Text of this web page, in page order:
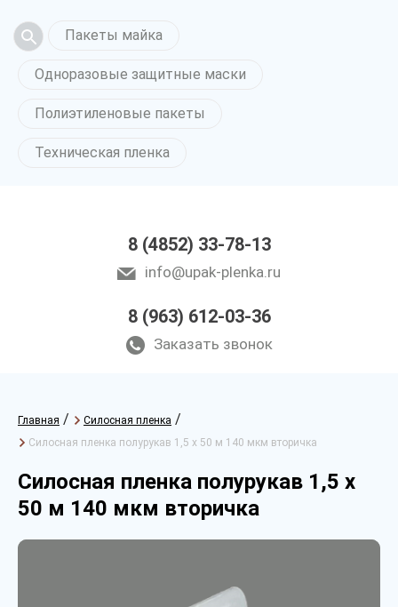
Пакеты майка
Одноразовые защитные маски
Полиэтиленовые пакеты
Техническая пленка
8 (4852) 33-78-13
info@upak-plenka.ru
8 (963) 612-03-36
Заказать звонок
Главная / Силосная пленка /
Силосная пленка полурукав 1,5 х 50 м 140 мкм вторичка
Силосная пленка полурукав 1,5 х
50 м 140 мкм вторичка